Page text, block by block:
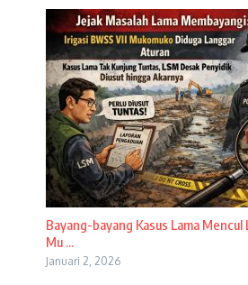
Bayang-bayang Kasus Lama
Mu ...
Januari 2, 2026